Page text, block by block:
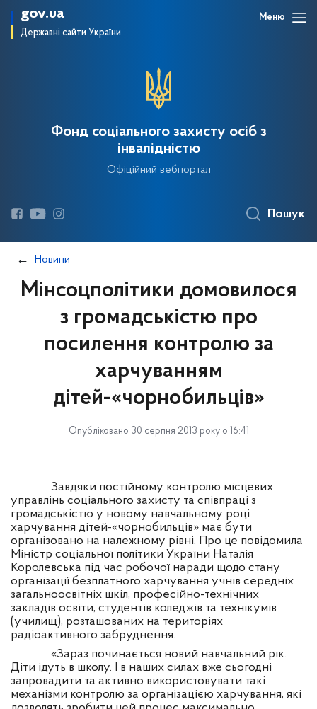
gov.ua
Державні сайти України
Меню
Фонд соціального захисту осіб з
інвалідністю
Офіційний вебпортал
Пошук
Новини
Мінсоцполітики домовилося
з громадськістю про
посилення контролю за
харчуванням
дітей-«чорнобильців»
Опубліковано 30 серпня 2013 року о 16:41
Завдяки постійному контролю місцевих
управлінь соціального захисту та співпраці з
громадськістю у новому навчальному році
харчування дітей-«чорнобильців» має бути
організовано на належному рівні. Про це повідомила
Міністр соціальної політики України Наталія
Королевська під час робочої наради щодо стану
організації безплатного харчування учнів середніх
загальноосвітніх шкіл, професійно-технічних
закладів освіти, студентів коледжів та технікумів
(училищ), розташованих на територіях
радіоактивного забруднення.
«Зараз починається новий навчальний рік.
Діти ідуть в школу. І в наших силах вже сьогодні
запровадити та активно використовувати такі
механізми контролю за організацією харчування, які